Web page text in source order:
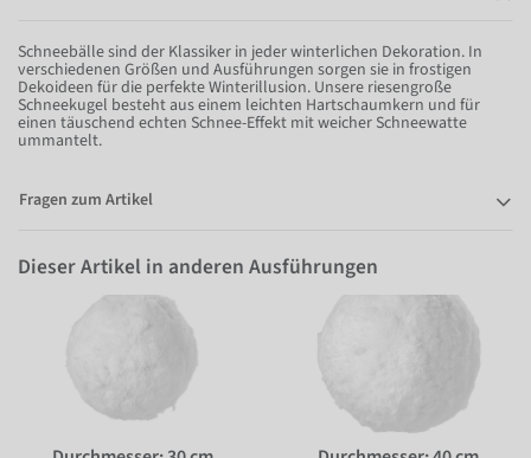
Schneebälle sind der Klassiker in jeder winterlichen Dekoration. In
verschiedenen Größen und Ausführungen sorgen sie in frostigen
Dekoideen für die perfekte Winterillusion. Unsere riesengroße
Schneekugel besteht aus einem leichten Hartschaumkern und für
einen täuschend echten Schnee-Effekt mit weicher Schneewatte
ummantelt.
Fragen zum Artikel
Dieser Artikel in anderen Ausführungen